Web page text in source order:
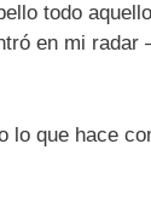
todo
en mi
lo que hace